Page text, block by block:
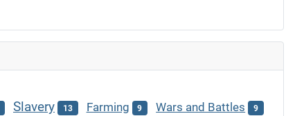
Slavery 13 Farming 9 Wars and Battles 9